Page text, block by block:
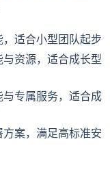
，适合小型团队起步
与资源，适合成长型
与专属服务，适合成
方案，满足高标准安